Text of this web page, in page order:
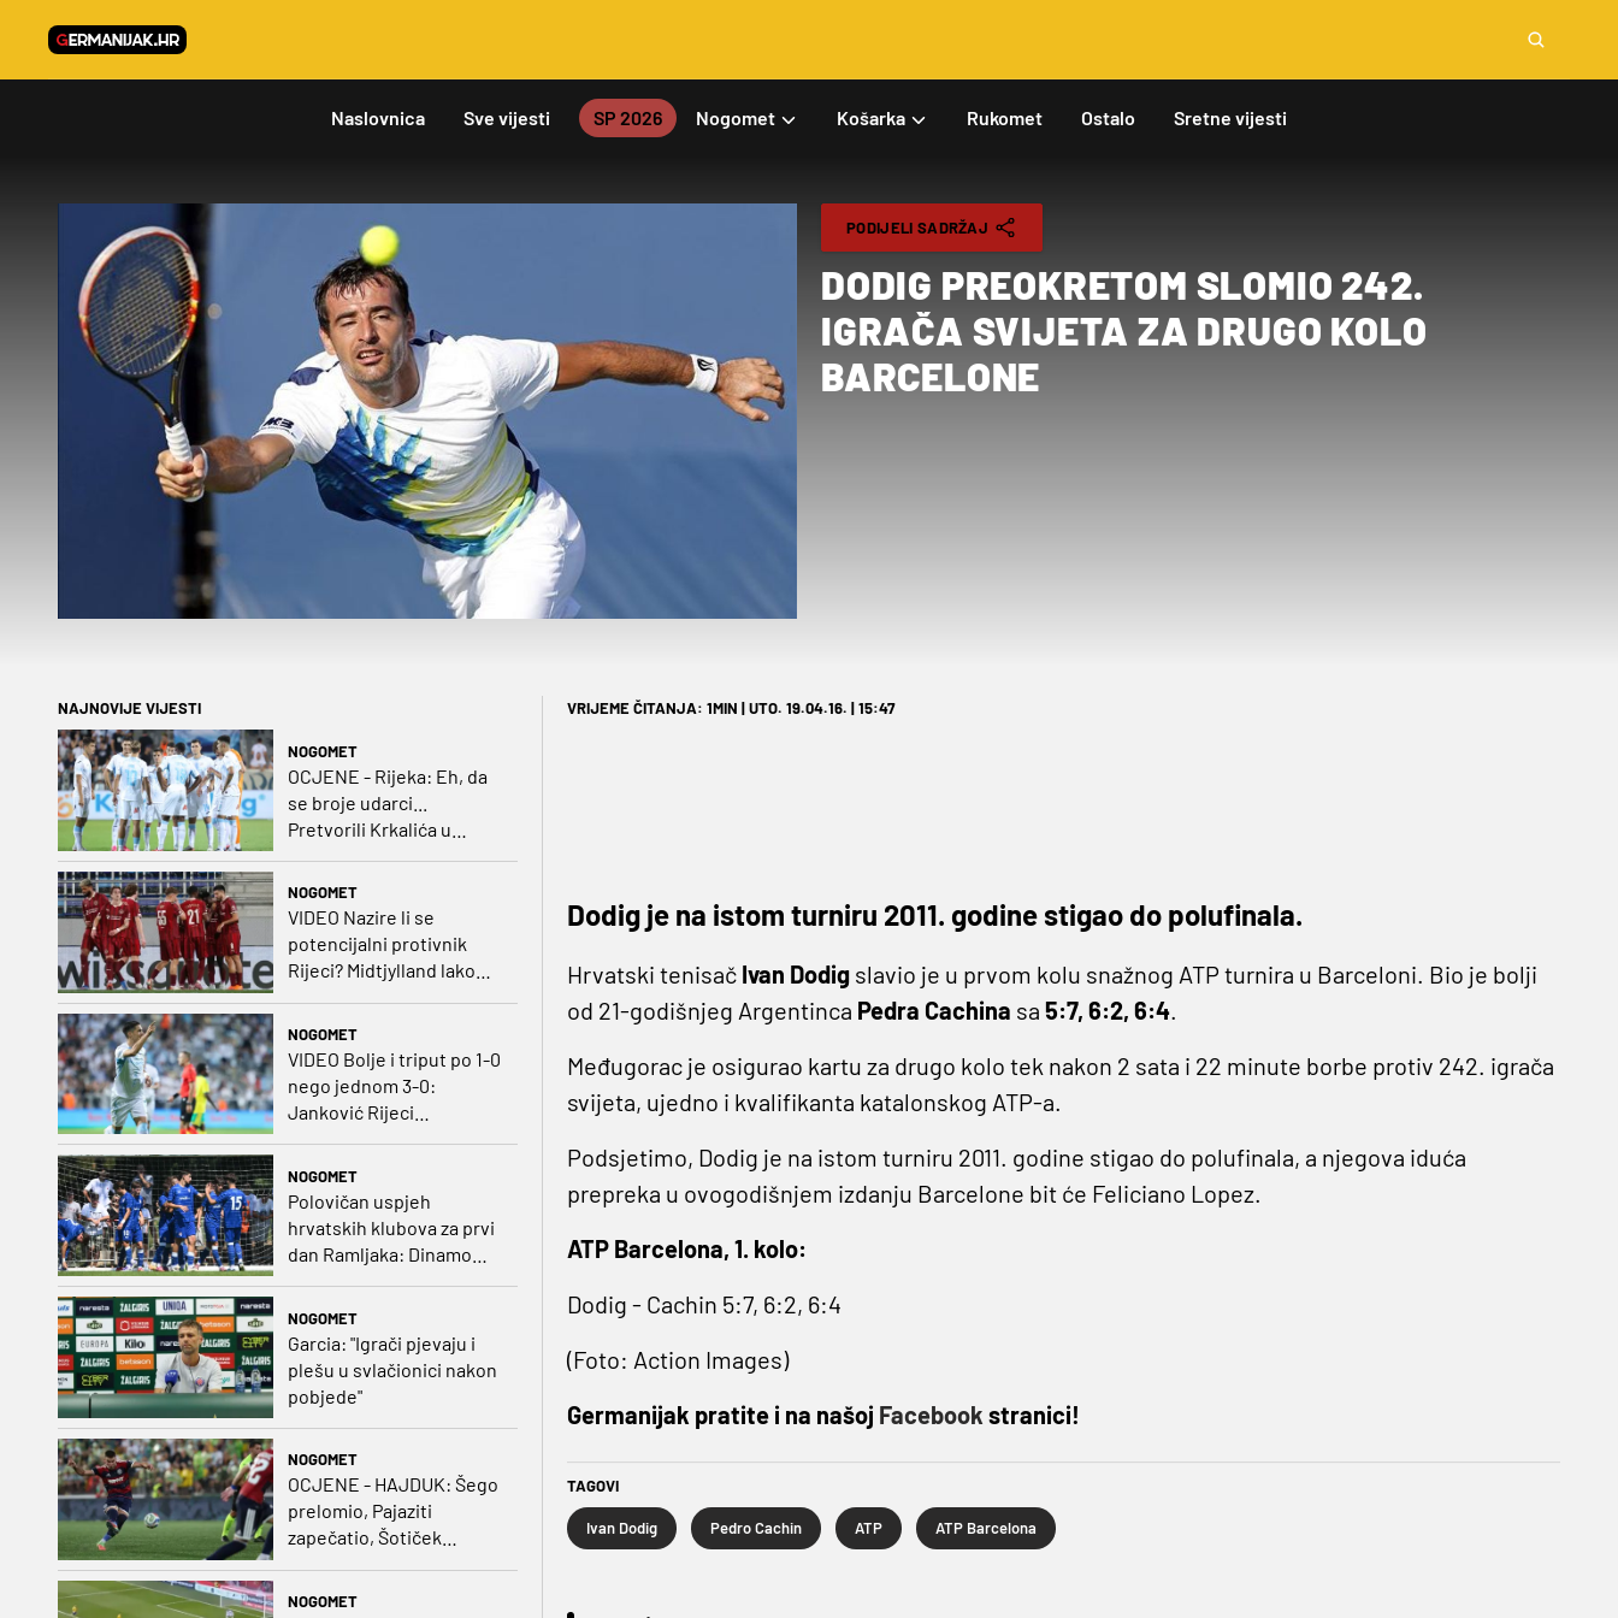
Naslovnica Sve vijesti SP 2026 Nogomet Košarka Rukomet Ostalo Sretne vijesti
PODIJELI SADRŽAJ
DODIG PREOKRETOM SLOMIO 242.
IGRAČA SVIJETA ZA DRUGO KOLO
BARCELONE
NAJNOVIJE VIJESTI
NOGOMET
OCJENE - Rijeka: Eh, da
se broje udarci...
Pretvorili Krkalića u
NOGOMET
VIDEO Nazire li se
potencijalni protivnik
Rijeci? Midtjylland lako
NOGOMET
VIDEO Bolje i triput po 1-0
nego jednom 3-0:
Janković Rijeci
projektilom donio slavlje
protivnika
NOGOMET
Polovičan uspjeh
hrvatskih klubova za prvi
dan Ramljaka: Dinamo
poražen od Juventusa,
NOGOMET
Garcia: "Igrači pjevaju i
plešu u svlačionici nakon
pobjede"
NOGOMET
OCJENE - HAJDUK: Šego
prelomio, Pajaziti
zapečatio, Šotiček
NOGOMET
VRIJEME ČITANJA: 1MIN | UTO. 19.04.16. | 15:47
Dodig je na istom turniru 2011. godine stigao do polufinala.
Hrvatski tenisač Ivan Dodigslavio je u prvom kolu snažnog ATP turnira u Barceloni. Bio je bolji
od 21-godišnjeg Argentinca Pedra Cachina sa 5:7, 6:2, 6:4.
Međugorac je osigurao kartu za drugo kolo tek nakon 2 sata i 22 minute borbe protiv 242. igrača
svijeta, ujedno i kvalifikanta katalonskog ATP-a.
Podsjetimo, Dodig je na istom turniru 2011. godine stigao do polufinala, a njegova iduća
prepreka u ovogodišnjem izdanju Barcelone bit će Feliciano Lopez.
ATP Barcelona, 1. kolo:
Dodig - Cachin 5:7, 6:2, 6:4
(Foto: Action Images)
Germanijak pratite i na našoj Facebook stranici!
TAGOVI
Ivan Dodig Pedro Cachin ATP ATP Barcelona